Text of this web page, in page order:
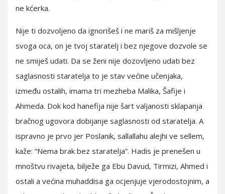
ne kćerka.
Nije ti dozvoljeno da ignorišeš i ne mariš za mišljenje
svoga oca, on je tvoj staratelj i bez njegove dozvole se
ne smiješ udati. Da se ženi nije dozovljeno udati bez
saglasnosti staratelja to je stav većine učenjaka,
između ostalih, imama tri mezheba Malika, Šafije i
Ahmeda. Dok kod hanefija nije šart valjanosti sklapanja
bračnog ugovora dobijanje saglasnosti od staratelja. A
ispravno je prvo jer Poslanik, sallallahu alejhi ve sellem,
kaže: “Nema brak bez staratelja”. Hadis je prenešen u
mnoštvu rivajeta, bilježe ga Ebu Davud, Tirmizi, Ahmed i
ostali a većina muhaddisa ga ocjenjuje vjerodostojnim, a